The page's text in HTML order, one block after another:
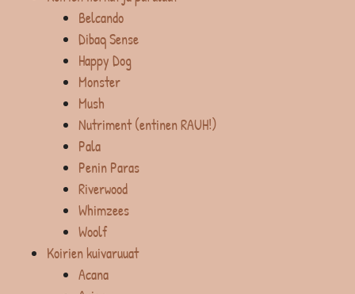
Belcando
Dibaq Sense
Happy Dog
Monster
Mush
Nutriment (entinen RAUH!)
Pala
Penin Paras
Riverwood
Whimzees
Woolf
Koirien kuivaruuat
Acana